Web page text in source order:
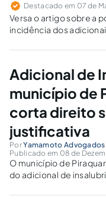
Destacado em 07 de
Versa o artigo sobre a
incidência dos
interpretação dos
Adicional de
município de
corta direito
justificativa
PorYamamoto Advogados
Publicado em 08 de
O município de
do adicional de
parcela salarial.